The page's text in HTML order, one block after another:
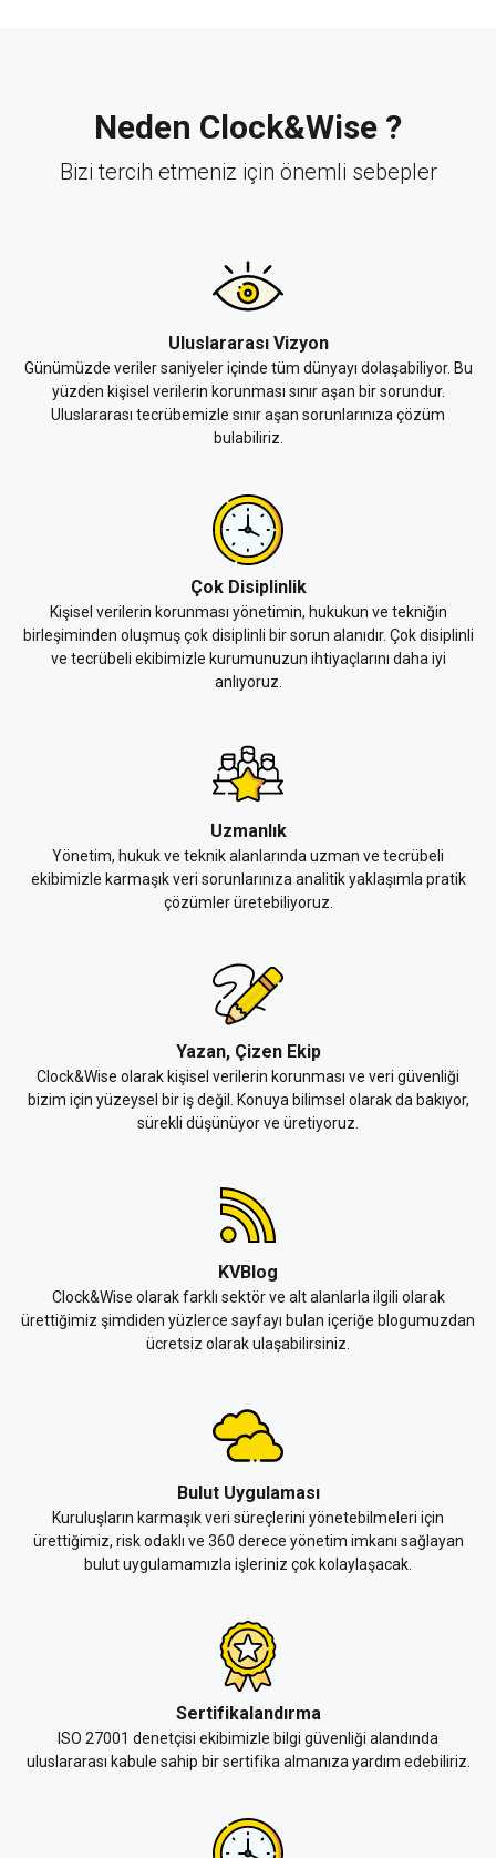
Neden Clock&Wise ?
Bizi tercih etmeniz için önemli sebepler
Uluslararası Vizyon
Günümüzde veriler saniyeler içinde tüm dünyayı dolaşabiliyor. Bu
yüzden kişisel verilerin korunması sınır aşan bir sorundur.
Uluslararası tecrübemizle sınır aşan sorunlarınıza çözüm
bulabiliriz.
Çok Disiplinlik
Kişisel verilerin korunması yönetimin, hukukun ve tekniğin
birleşiminden oluşmuş çok disiplinli bir sorun alanıdır. Çok disiplinli
ve tecrübeli ekibimizle kurumunuzun ihtiyaçlarını daha iyi
anlıyoruz.
Uzmanlık
Yönetim, hukuk ve teknik alanlarında uzman ve tecrübeli
ekibimizle karmaşık veri sorunlarınıza analitik yaklaşımla pratik
çözümler üretebiliyoruz.
Yazan, Çizen Ekip
Clock&Wise olarak kişisel verilerin korunması ve veri güvenliği
bizim için yüzeysel bir iş değil. Konuya bilimsel olarak da bakıyor,
sürekli düşünüyor ve üretiyoruz.
KVBlog
Clock&Wise olarak farklı sektör ve alt alanlarla ilgili olarak
ürettiğimiz şimdiden yüzlerce sayfayı bulan içeriğe blogumuzdan
ücretsiz olarak ulaşabilirsiniz.
Bulut Uygulaması
Kuruluşların karmaşık veri süreçlerini yönetebilmeleri için
ürettiğimiz, risk odaklı ve 360 derece yönetim imkanı sağlayan
bulut uygulamamızla işleriniz çok kolaylaşacak.
Sertifikalandırma
ISO 27001 denetçisi ekibimizle bilgi güvenliği alandında
uluslararası kabule sahip bir sertifika almanıza yardım edebiliriz.